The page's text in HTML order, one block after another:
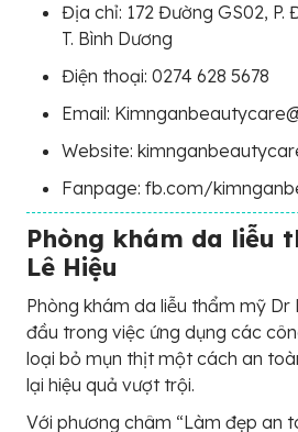
Địa chỉ: 172 Đường GS02, P.
T. Bình Dương
Điện thoại: 0274 628 5678
Email:
Website:
Fanpage: fb.com/
Phòng khám da liễu
Lê Hiệu
Phòng khám da liễu thẩm mỹ Dr
đầu trong việc ứng dụng các
loại bỏ mụn thịt một cách an
lại hiệu quả vượt trội.
Với phương châm “Làm đẹp an